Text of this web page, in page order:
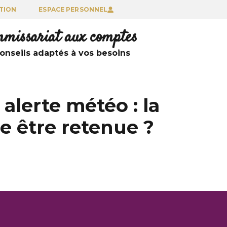
ESPACE PERSONNEL
aux comptes
adaptés à vos besoins
météo : la
être retenue ?